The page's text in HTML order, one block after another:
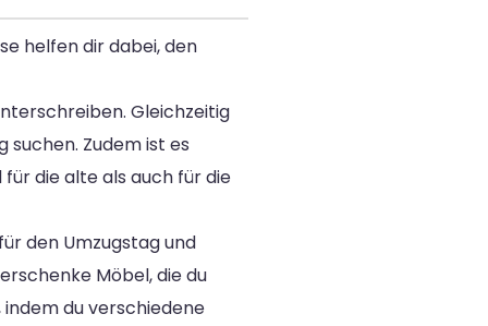
helfen dir dabei, den
Gleichzeitig
Zudem ist es
die alte als auch für die
den Umzugstag und
Möbel, die du
du verschiedene